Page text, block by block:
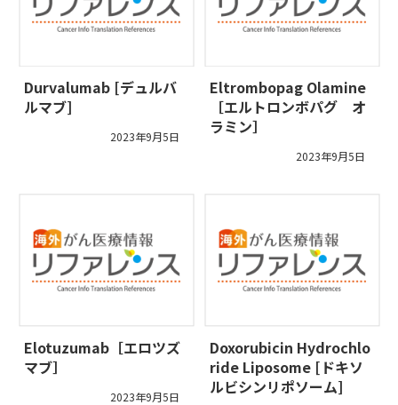
Durvalumab [デュルバ
ルマブ]
2023年9月5日
Eltrombopag Olamine
［エルトロンボパグ オ
ラミン］
2023年9月5日
Elotuzumab［エロツズ
マブ］
2023年9月5日
Doxorubicin Hydrochlo
ride Liposome [ドキソ
ルビシンリポソーム]